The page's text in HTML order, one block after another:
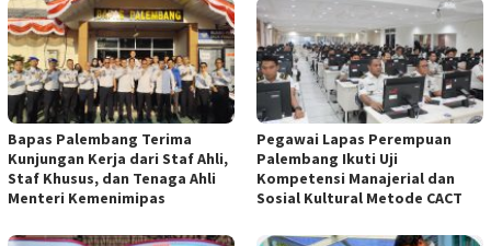
Bapas Palembang Terima
Kunjungan Kerja dari Staf Ahli,
Staf Khusus, dan Tenaga Ahli
Menteri Kemenimipas
Pegawai Lapas Perempuan
Palembang Ikuti Uji
Kompetensi Manajerial dan
Sosial Kultural Metode CACT